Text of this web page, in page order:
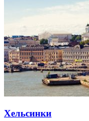
Хельсинки